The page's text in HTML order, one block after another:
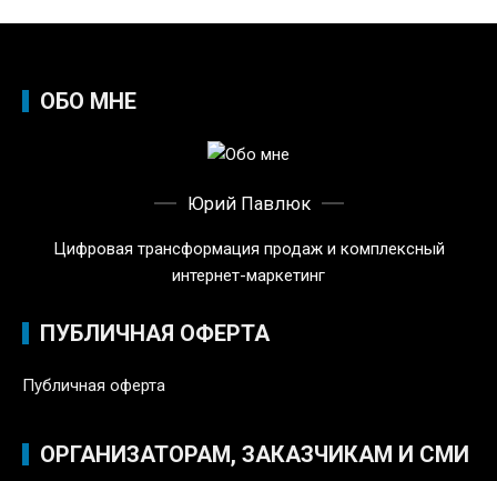
ОБО МНЕ
Юрий Павлюк
Цифровая трансформация продаж и комплексный
интернет-маркетинг
ПУБЛИЧНАЯ ОФЕРТА
Публичная оферта
ОРГАНИЗАТОРАМ, ЗАКАЗЧИКАМ И СМИ